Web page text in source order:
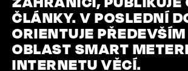
ČLÁNKY. V POSLEDNÍ
ORIENTUJE
OBLAST SMART
INTERNETU VĚCÍ.